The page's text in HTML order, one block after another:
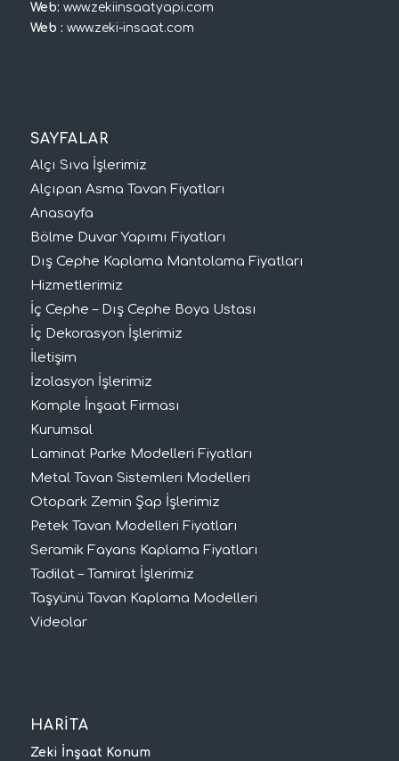
Web: www.zekiinsaatyapi.com
Web : www.zeki-insaat.com
SAYFALAR
Alçı Sıva İşlerimiz
Alçıpan Asma Tavan Fiyatları
Anasayfa
Bölme Duvar Yapımı Fiyatları
Dış Cephe Kaplama Mantolama Fiyatları
Hizmetlerimiz
İç Cephe – Dış Cephe Boya Ustası
İç Dekorasyon İşlerimiz
İletişim
İzolasyon İşlerimiz
Komple İnşaat Firması
Kurumsal
Laminat Parke Modelleri Fiyatları
Metal Tavan Sistemleri Modelleri
Otopark Zemin Şap İşlerimiz
Petek Tavan Modelleri Fiyatları
Seramik Fayans Kaplama Fiyatları
Tadilat – Tamirat İşlerimiz
Taşyünü Tavan Kaplama Modelleri
Videolar
HARİTA
Zeki İnşaat Konum